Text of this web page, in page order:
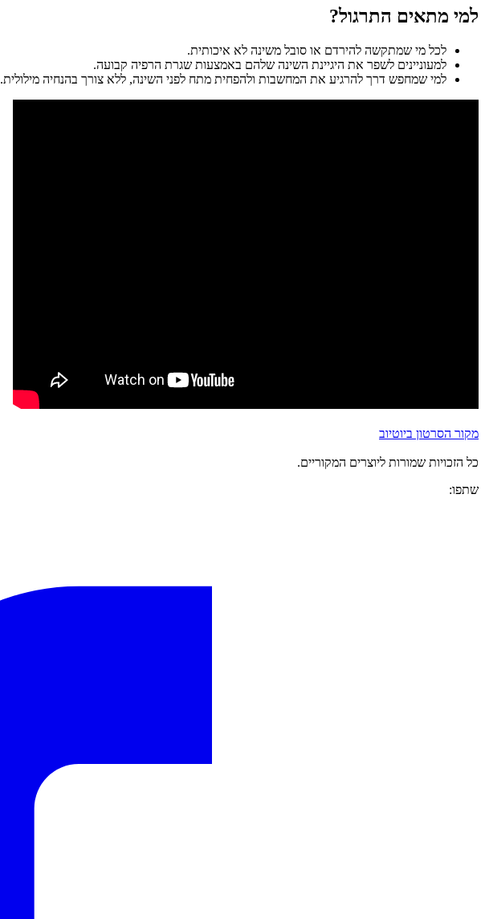
למי מתאים התרגול?
לכל מי שמתקשה להירדם או סובל משינה לא איכותית.
למעוניינים לשפר את היגיינת השינה שלהם באמצעות שגרת הרפיה קבועה.
למי שמחפש דרך להרגיע את המחשבות ולהפחית מתח לפני השינה, ללא צורך בהנחיה מילולית.
מקור הסרטון ביוטיוב
כל הזכויות שמורות ליוצרים המקוריים.
שתפו: